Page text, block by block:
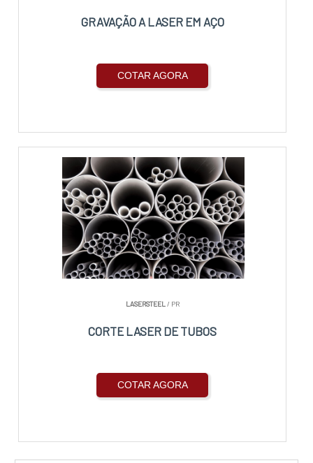
GRAVAÇÃO A LASER EM AÇO
COTAR AGORA
LASERSTEEL/ PR
CORTE LASER DE TUBOS
COTAR AGORA